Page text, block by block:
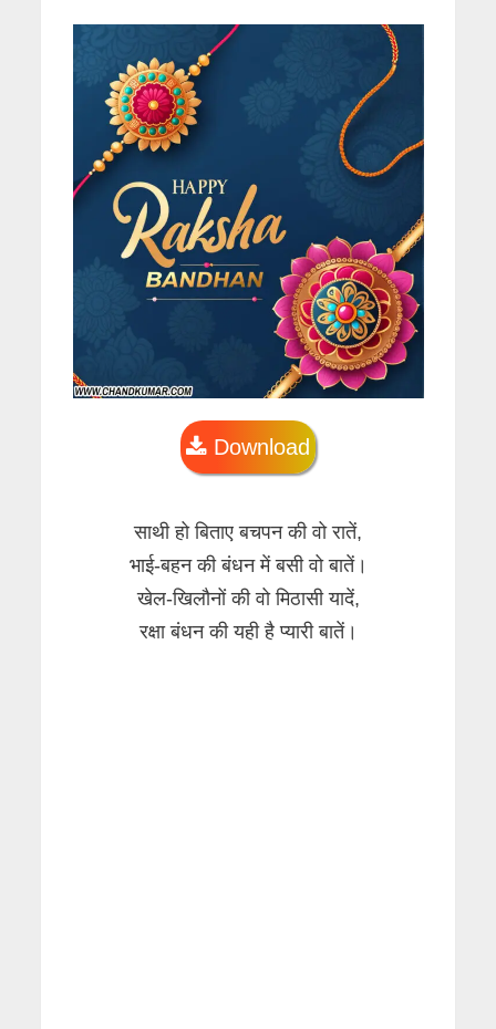
Download
साथी हो बिताए बचपन की वो रातें,
भाई-बहन की बंधन में बसी वो बातें।
खेल-खिलौनों की वो मिठासी यादें,
रक्षा बंधन की यही है प्यारी बातें।